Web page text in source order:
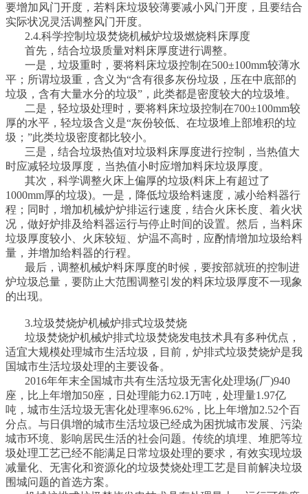
要增加风门开度，若料床垃圾较薄要减小风门开度，且要结合
实际状况灵活调整风门开度。
2.4.科学控制垃圾焚烧机械炉垃圾燃烧料床厚度
首先，结合垃圾质量对料床厚度进行调整。
一是，垃圾重时，要将料床垃圾控制在500±100mm较薄水
平；所谓垃圾重，含义为“含有很多灰份垃圾，压在中底部的
垃圾，含有大量水分的垃圾”，此类都是密度较大的垃圾堆。
二是，轻垃圾处理时，要将料床垃圾控制在700±100mm较
厚的水平，轻垃圾含义是“灰份较低、在垃圾堆上部堆积的垃
圾；”此类垃圾密度都比较小。
三是，结合垃圾热值对垃圾料床厚度进行控制，当热值大
时应减轻垃圾厚度，当热值小时应增加料床垃圾厚度。
其次，科学调整火床上偏厚的垃圾(料床上有超过了
1000mm厚的垃圾)。一是，降低垃圾给料速度，减小给料器行
程；同时，增加机械炉炉排运行速度，结合火床长度、着火状
况，做好炉排及给料器运行与停止时间的设置。然后，当料床
垃圾厚度较小、火床较短、炉温不高时，应酌情增加垃圾给料
量，并增加给料器的行程。
最后，调整机械炉料床厚度的时候，要按部就班的控制进
炉垃圾总量，要防止大范围调整引发的料床垃圾厚度不一现象
的出现。
3.垃圾焚烧炉机械炉排式垃圾焚烧
垃圾焚烧炉机械炉排式垃圾焚烧发电技术具有多种优点，
适宜大规模处理城市生活垃圾，目前，炉排式垃圾焚烧炉是我
国城市生活垃圾处理的主要设备。
2016年年末全国城市共有生活垃圾无害化处理场(厂)940
座，比上年增加50座，日处理能力62.1万吨，处理量1.97亿
吨，城市生活垃圾无害化处理率96.62%，比上年增加2.52个百
分点。与日俱增的城市生活垃圾已经成为困扰城市发展、污染
城市环境、影响居民生活的社会问题。传统的填埋、堆肥等垃
圾处理工艺已经不能满足日常垃圾处理的要求，有效实现垃圾
减量化、无害化和资源化的垃圾焚烧处理工艺是目前解决垃圾
围城问题的首选方案。